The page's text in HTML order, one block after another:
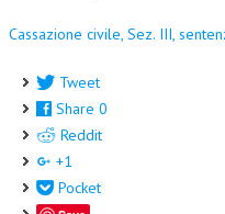
LA RIVISTA
COMITATO EDITORIALE
Cassazione civile, Sez. III,
Tweet
Share 0
Reddit
+1
Pocket